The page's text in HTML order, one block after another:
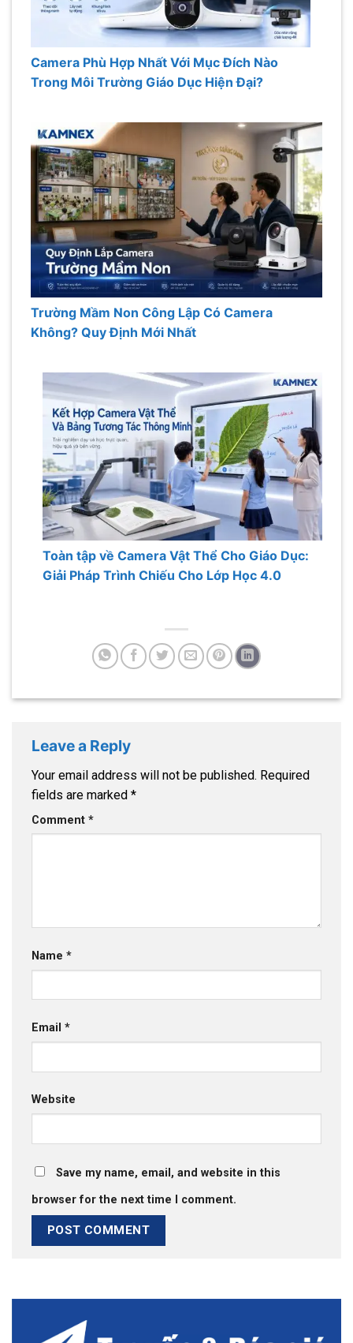
Camera Phù Hợp Nhất Với Mục Đích Nào
Trong Môi Trường Giáo Dục Hiện Đại?
Trường Mầm Non Công Lập Có Camera
Không? Quy Định Mới Nhất
Toàn tập về Camera Vật Thể Cho Giáo Dục:
Giải Pháp Trình Chiếu Cho Lớp Học 4.0
Leave a Reply
Your email address will not be published. Required
fields are marked *
Comment *
Name *
Email *
Website
Save my name, email, and website in this
browser for the next time I comment.